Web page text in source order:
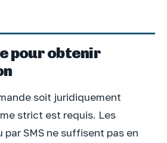
pour obtenir
soit juridiquement
strict est requis. Les
par SMS ne suffisent pas en